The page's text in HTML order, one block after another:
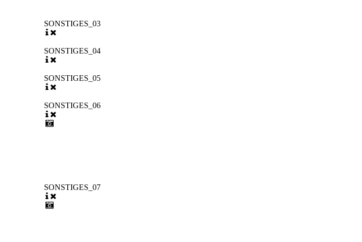
SONSTIGES_03
SONSTIGES_04
SONSTIGES_05
SONSTIGES_06
SONSTIGES_07